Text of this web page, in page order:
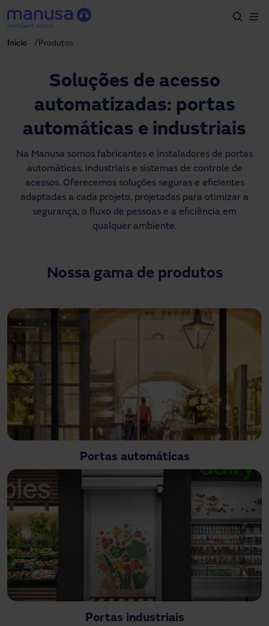
Pular para o conteúdo principal
Produtos e setores
Serviços
Especificação
Projetos
Blog
Sobre nós
Downloads
Contato
Minha área
Início Produtos
Soluções de acesso
automatizadas: portas
automáticas e industriais
Na Manusa somos fabricantes e instaladores de portas
automáticas, industriais e sistemas de controle de
acessos. Oferecemos soluções seguras e eficientes
adaptadas a cada projeto, projetadas para otimizar a
segurança, o fluxo de pessoas e a eficiência em
qualquer ambiente.
Nossa gama de produtos
Portas automáticas
Portas industriais